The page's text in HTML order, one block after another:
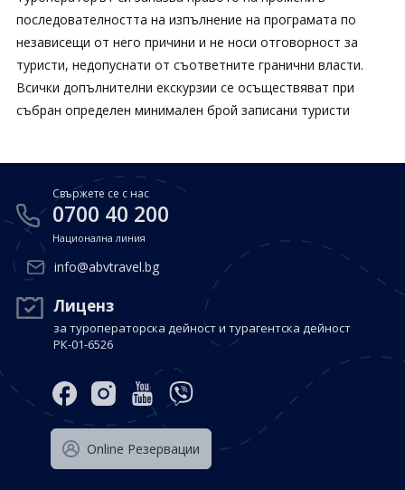
последователността на изпълнение на програмата по
независещи от него причини и не носи отговорност за
туристи, недопуснати от съответните гранични власти.
Всички допълнителни екскурзии се осъществяват при
събран определен минимален брой записани туристи
Свържете се с нас
0700 40 200
Национална линия
info@abvtravel.bg
Лиценз
за туроператорска дейност и турагентска дейност
РК-01-6526
Оnline Резервации